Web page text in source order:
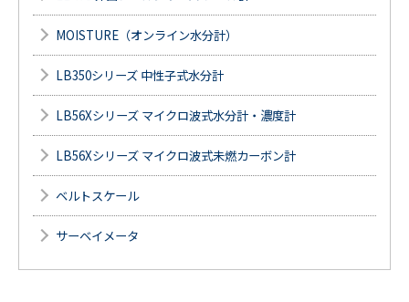
MOISTURE（オンライン水分計）
LB350シリーズ 中性子式水分計
LB56Xシリーズ マイクロ波式水分計・濃度計
LB56Xシリーズ マイクロ波式未燃カーボン計
ベルトスケール
サーベイメータ